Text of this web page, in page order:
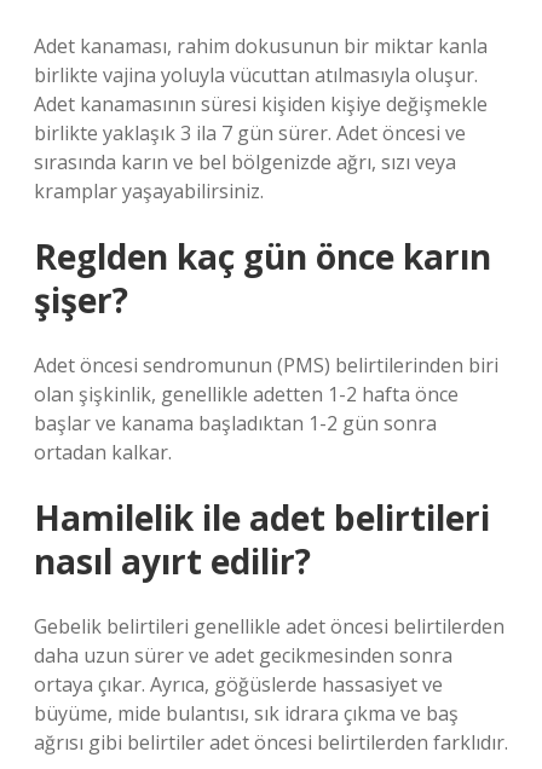
Adet kanaması, rahim dokusunun bir miktar kanla
birlikte vajina yoluyla vücuttan atılmasıyla oluşur.
Adet kanamasının süresi kişiden kişiye değişmekle
birlikte yaklaşık 3 ila 7 gün sürer. Adet öncesi ve
sırasında karın ve bel bölgenizde ağrı, sızı veya
kramplar yaşayabilirsiniz.
Reglden kaç gün önce karın
şişer?
Adet öncesi sendromunun (PMS) belirtilerinden biri
olan şişkinlik, genellikle adetten 1-2 hafta önce
başlar ve kanama başladıktan 1-2 gün sonra
ortadan kalkar.
Hamilelik ile adet belirtileri
nasıl ayırt edilir?
Gebelik belirtileri genellikle adet öncesi belirtilerden
daha uzun sürer ve adet gecikmesinden sonra
ortaya çıkar. Ayrıca, göğüslerde hassasiyet ve
büyüme, mide bulantısı, sık idrara çıkma ve baş
ağrısı gibi belirtiler adet öncesi belirtilerden farklıdır.